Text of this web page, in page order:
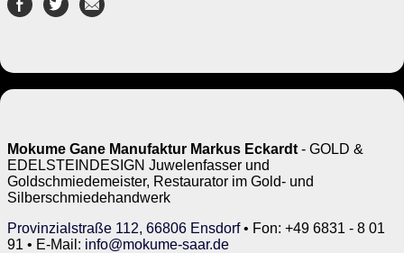
Mokume Gane Manufaktur Markus Eckardt - GOLD &
EDELSTEINDESIGN Juwelenfasser und
Goldschmiedemeister, Restaurator im Gold- und
Silberschmiedehandwerk
Provinzialstraße 112, 66806 Ensdorf• Fon: +49 6831 - 8 01
91 • E-Mail: info@mokume-saar.de